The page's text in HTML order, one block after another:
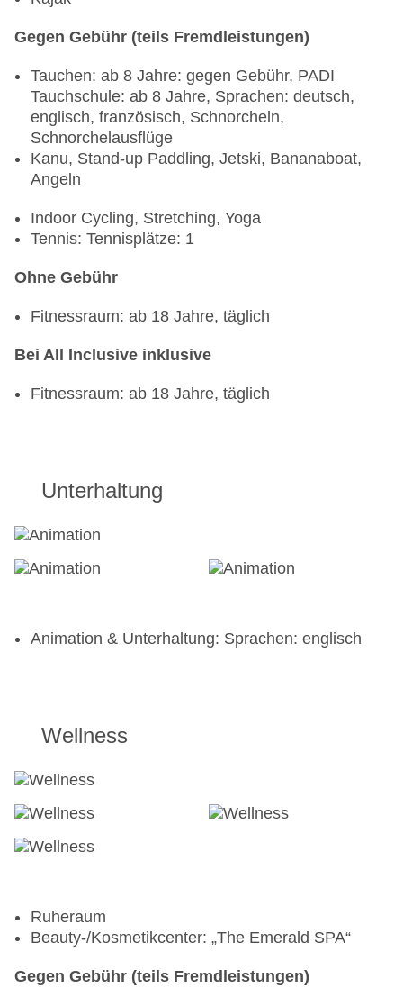
Januar - Dezember, täglich 10:00 Uhr - 00:00 Uhr,
ohne Gebühr, bei All Inclusive inklusive
Gegen Gebühr (teils Fremdleistungen)
Tauchen: ab 8 Jahre: gegen Gebühr, PADI
Tauchschule: ab 8 Jahre, Sprachen: deutsch,
englisch, französisch, Schnorcheln,
Schnorchelausflüge
Kanu, Stand-up Paddling, Jetski, Bananaboat,
Angeln
Indoor Cycling, Stretching, Yoga
Tennis: Tennisplätze: 1
Ohne Gebühr
Fitnessraum: ab 18 Jahre, täglich
Bei All Inclusive inklusive
Fitnessraum: ab 18 Jahre, täglich
Unterhaltung
Animation & Unterhaltung: Sprachen: englisch
Wellness
Ruheraum
Beauty-/Kosmetikcenter: „The Emerald SPA“
Gegen Gebühr (teils Fremdleistungen)